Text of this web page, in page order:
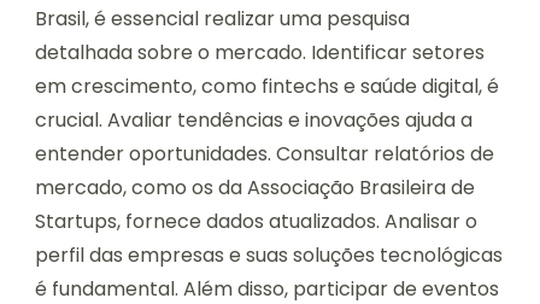
Brasil, é essencial realizar uma pesquisa
detalhada sobre o mercado. Identificar setores
em crescimento, como fintechs e saúde digital, é
crucial. Avaliar tendências e inovações ajuda a
entender oportunidades. Consultar relatórios de
mercado, como os da Associação Brasileira de
Startups, fornece dados atualizados. Analisar o
perfil das empresas e suas soluções tecnológicas
é fundamental. Além disso, participar de eventos